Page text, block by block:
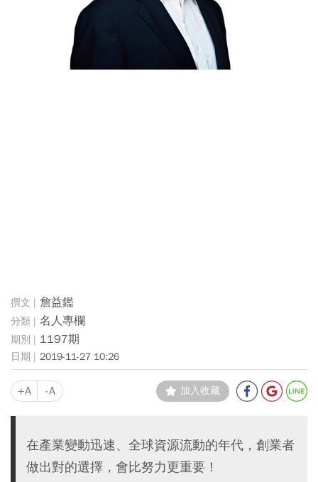
詹益鑑
名人專欄
1197期
2019-11-27 10:26
+A -A 加入收藏
在產業變動迅速、全球資源流動的年代，創業者
做出對的選擇，會比努力更重要！